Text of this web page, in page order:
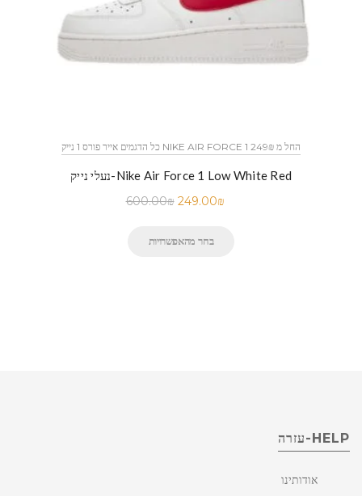
כל הדגמים אייר פורס 1 נייק NIKE AIR FORCE 1 החל מ 249₪
נעלי נייק-Nike Air Force 1 Low White Red
600.00₪ 249.00₪
בחר מהאפשרויות
HELP-עזרה
אודותינו